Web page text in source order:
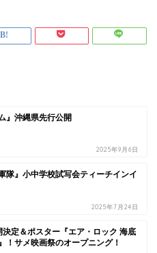
』沖縄県先行公開
2025年9月6日
隊』小中学校試写会ティーチインイ
2025年7月24日
決定＆ポスター『エア・ロック 海底
！サメ映画祭のオープニング！